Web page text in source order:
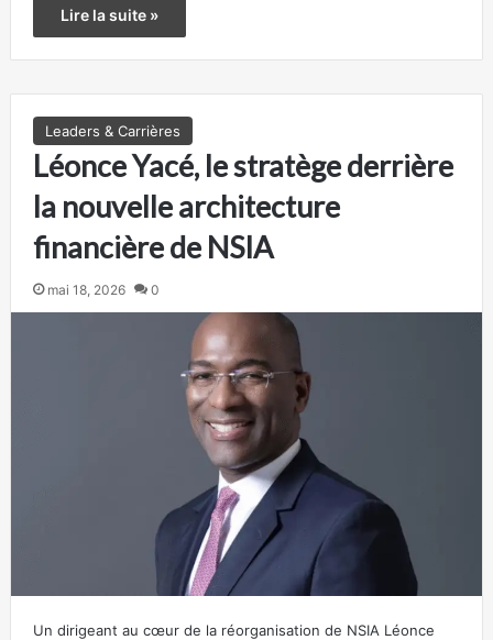
Lire la suite »
Leaders & Carrières
Léonce Yacé, le stratège derrière
la nouvelle architecture
financière de NSIA
mai 18, 2026 0
Un dirigeant au cœur de la réorganisation de NSIA Léonce